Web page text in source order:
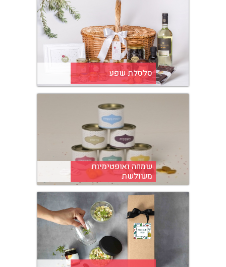
סלסלת שפע
שמחה ואופטימיות
משולשת